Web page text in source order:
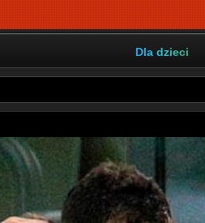
Dla dzieci